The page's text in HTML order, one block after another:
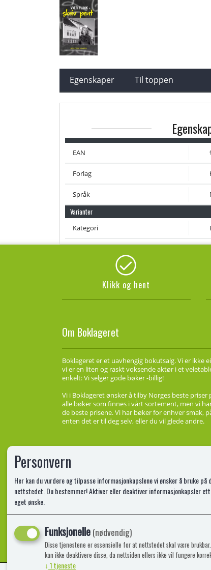
Egenskaper Til toppen
EAN
Forlag
Språk
Varianter
Kategori
Klikk og hent
Om Boklageret
Boklageret er et uavhengig bokutsalg. Vi er ikke
vi er en liten og raskt voksende aktør i et
enkelt: Vi selger gode bøker -billig!
Vi i Boklageret ønsker å tilby Norges beste
alle bøker som finnes i vårt sortement, men vi
de beste prisene. Vi har bøker for enhver smak,
enten det er til deg selv, eller du vil glede andre.
Personvern
Her kan du vurdere og tilpasse informasjonkapslene vi ønsker å bruke på
nettstedet. Du bestemmer! Aktiver eller deaktiver informasjonkapsler
eget ønske.
Funksjonelle(nødvendig)
Disse tjenestene er essensielle for at nettstedet skal være
kan ikke deaktivere disse, da nettsiden ellers ikke vil fungere
↓ 1tjeneste